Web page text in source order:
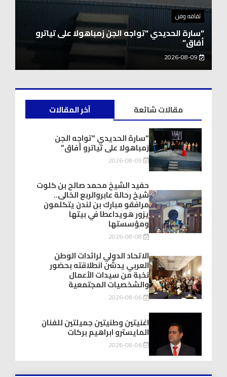
توك شو
حفيد الشيخ محمد صالح بن كلوت شيخ رحالة
عابروالربع الخالى.. مرافقو مبارك بن لندن يتكلمون
يزور هويداعطا في بيتها ومؤسستها
آخر المقالات
مقالات شائعة
“سارة الحديدي “تواجه الجن
زمباهولا على تياترو أفاق”
2026-08-09
حفيد الشيخ محمد صالح بن كلوت
شيخ رحالة عابروالربع الخالى..
مرافقو مبارك بن لندن يتكلمون
يزور هويداعطا في بيتها
ومؤسستها
2026-08-08
الاتحاد الدولي لرائدات الوطن
العربي يدشّن انطلاقته بحضور
نخبة من سيدات الأعمال
والشخصيات المجتمعية
2026-08-06
اغنيتين وطنيتين جميلتين للفنان
المايسترو ابراهيم بركات
2026-08-06